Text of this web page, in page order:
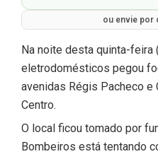
ou envie por
Na noite desta quinta-feira
eletrodomésticos pegou
avenidas Régis Pacheco e
Centro.
O local ficou tomado por
Bombeiros está tentando